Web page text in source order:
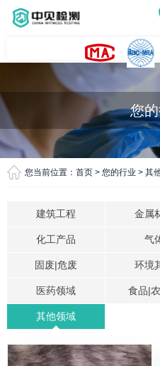
您
您当前位置： 首页 > 您的行业 > 其
建筑工程 金属
化工产品 气
固废|危废 环境
医药领域 食品|
其他领域